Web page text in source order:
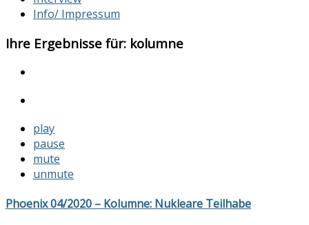
Info/ Impressum
Ihre Ergebnisse für: kolumne
play
pause
mute
unmute
Phoenix 04/2020 – Kolumne: Nukleare Teilhabe